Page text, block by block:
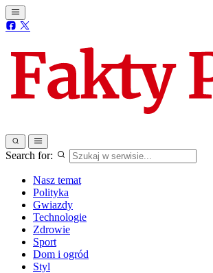
Search for:
Nasz temat
Polityka
Gwiazdy
Technologie
Zdrowie
Sport
Dom i ogród
Styl